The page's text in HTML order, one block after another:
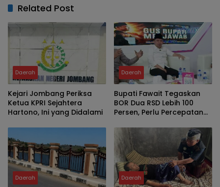
Related Post
Daerah
Kejari Jombang Periksa
Ketua KPRI Sejahtera
Hartono, Ini yang Didalami
Daerah
Bupati Fawait Tegaskan
BOR Dua RSD Lebih 100
Persen, Perlu Percepatan
Tidur Pasien
Daerah Daerah